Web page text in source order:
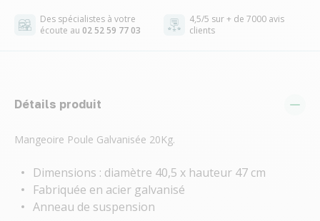
Des spécialistes à votre
écoute au 02 52 59 77 03
4,5/5 sur + de 7000 avis
clients
Détails produit
Mangeoire Poule Galvanisée 20Kg.
Dimensions : diamètre 40,5 x hauteur 47 cm
Fabriquée en acier galvanisé
Anneau de suspension